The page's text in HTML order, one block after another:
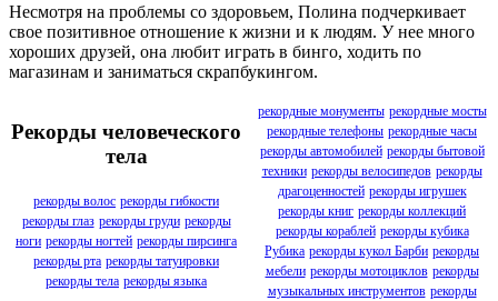
Несмотря на проблемы со здоровьем, Полина подчеркивает
свое позитивное отношение к жизни и к людям. У нее много
хороших друзей, она любит играть в бинго, ходить по
магазинам и заниматься скрапбукингом.
Рекорды человеческого
тела
рекорды волос рекорды гибкости
рекорды глаз рекорды груди рекорды
ноги рекорды ногтей рекорды пирсинга
рекорды рта рекорды татуировки
рекорды тела рекорды языка
рекордные монументы рекордные мосты
рекордные телефоны рекордные часы
рекорды автомобилей рекорды бытовой
техники рекорды велосипедов рекорды
драгоценностей рекорды игрушек
рекорды книг рекорды коллекций
рекорды кораблей рекорды кубика
Рубика рекорды кукол Барби рекорды
мебели рекорды мотоциклов рекорды
музыкальных инструментов рекорды